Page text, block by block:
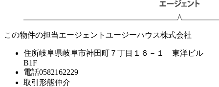
この物件の担当エージェント ユージーハウス株式会社
住所岐阜県岐阜市神田町７丁目１６－１ 東洋ビル
B1F
電話0582162229
取引形態仲介